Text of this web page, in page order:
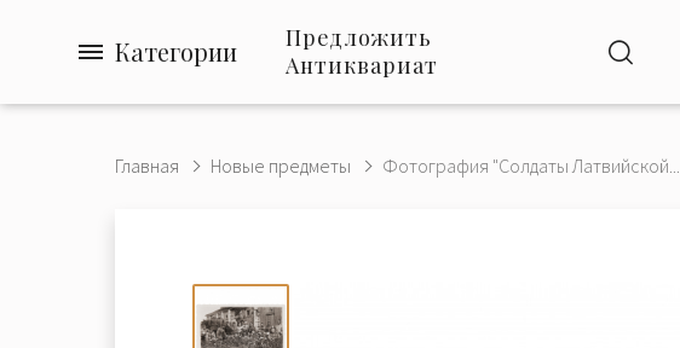
Категории
Предложить
Антиквариат
Главная Новые предметы Фотография "Солдаты Латвийской...